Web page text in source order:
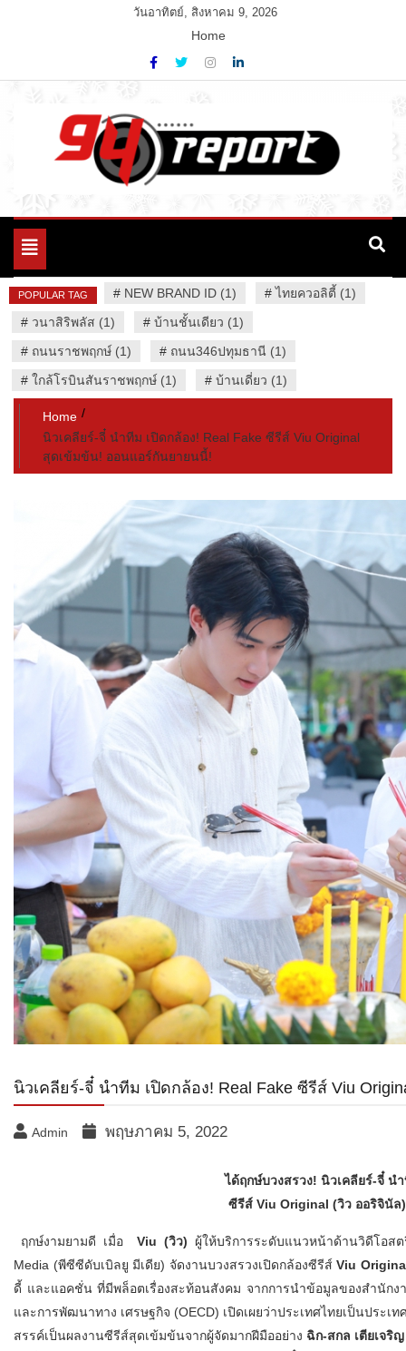
วันอาทิตย์, สิงหาคม 9, 2026
Home
94 Report.com
Variety News
Toggle
POPULAR TAG # NEW BRAND ID (1) #ไทยควอลิตี้ (1)
# วนาสิริพลัส (1) # บ้านชั้นเดียว (1)
# ถนนราชพฤกษ์ (1) # ถนน346ปทุมธานี (1)
# ใกล้โรบินสันราชพฤกษ์ (1) # บ้านเดี่ยว (1)
Home
นิวเคลียร์-จี๋ นำทีม เปิดกล้อง! Real Fake ซีรีส์ Viu Original
สุดเข้มข้น! ออนแอร์กันยายนนี้!
นิวเคลียร์-จี๋ นำทีม เปิดกล้อง! Real Fake ซีรีส์ Viu
Admin พฤษภาคม 5, 2022
ได้ฤกษ์บวงสรวง! นิวเคลียร์-จี๋ น
ซีรีส์ Viu Original (วิว ออริจินั
ฤกษ์งามยามดี เมื่อ Viu (วิว) ผู้ให้บริการระดับแนวหน้าด้านวิดีโอส
Media (พีซีซีดับเบิลยู มีเดีย) จัดงานบวงสรวงเปิดกล้องซีรีส์ Viu
ดี้ และแอคชั่น ที่มีพล็อตเรื่องสะท้อนสังคม จากการนำข้อมูลของสำนัก
และการพัฒนาทาง เศรษฐกิจ (OECD) เปิดเผยว่าประเทศไทยเป็นปร
สรรค์เป็นผลงานซีรีส์สุดเข้มข้นจากผู้จัดมากฝีมืออย่าง ฉิก-สกล เตียเจริญ